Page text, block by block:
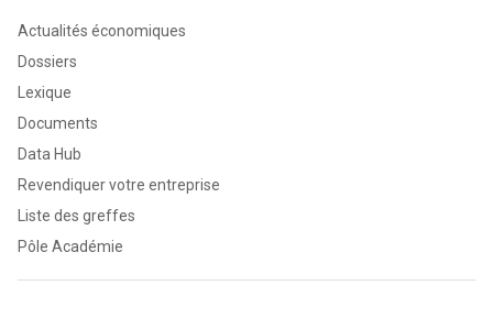
Actualités économiques
Dossiers
Lexique
Documents
Data Hub
Revendiquer votre entreprise
Liste des greffes
Pôle Académie